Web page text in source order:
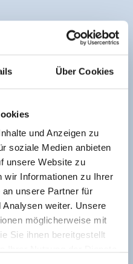
Über Cookies
und Anzeigen zu
soziale Medien anbieten
unsere Website zu
wir Informationen zu Ihrer
unsere Partner für
weiter. Unsere
möglicherweise mit
Sie ihnen bereitgestellt